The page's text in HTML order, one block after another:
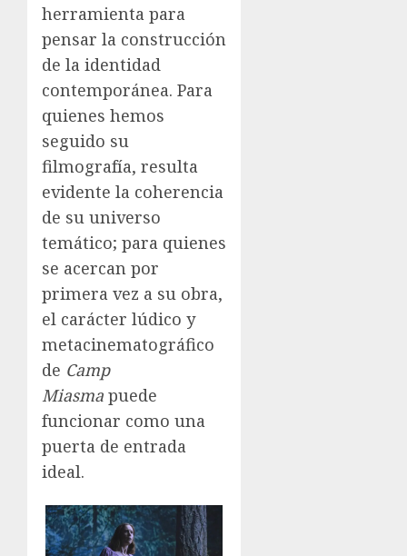
herramienta para
pensar la construcción
de la identidad
contemporánea. Para
quienes hemos
seguido su
filmografía, resulta
evidente la coherencia
de su universo
temático; para quienes
se acercan por
primera vez a su obra,
el carácter lúdico y
metacinematográfico
de Camp
Miasma puede
funcionar como una
puerta de entrada
ideal.